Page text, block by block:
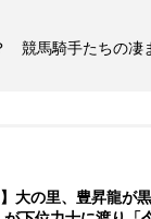
競馬騎手たちの凄
】大の里、豊昇龍が